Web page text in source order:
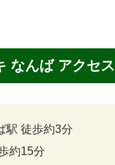
なんば アクセス
駅 徒歩約3分
約15分